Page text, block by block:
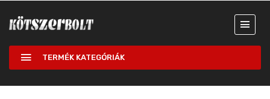
TERMÉK KATEGÓRIÁK